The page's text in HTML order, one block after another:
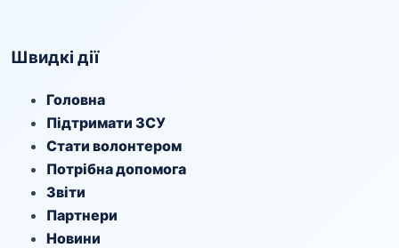
Швидкі дії
Головна
Підтримати ЗСУ
Стати волонтером
Потрібна допомога
Звіти
Партнери
Новини